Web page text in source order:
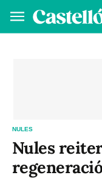
NULES
Nules